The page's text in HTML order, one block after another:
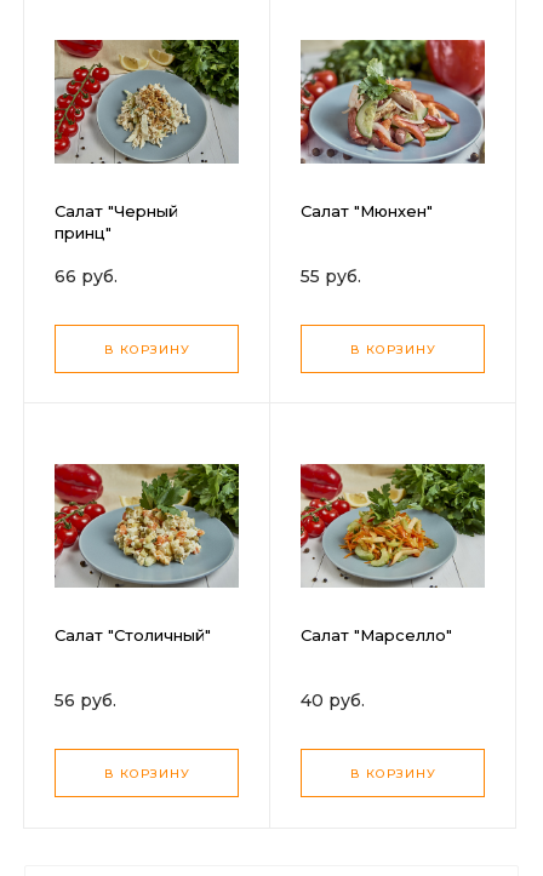
Салат "Черный
принц"
66 руб.
В КОРЗИНУ
Салат "Мюнхен"
55 руб.
В КОРЗИНУ
Салат "Столичный"
56 руб.
В КОРЗИНУ
Салат "Марселло"
40 руб.
В КОРЗИНУ